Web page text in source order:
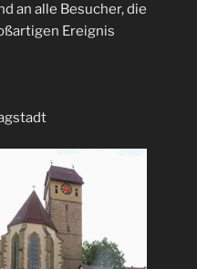
an alle Besucher, die
Ereignis